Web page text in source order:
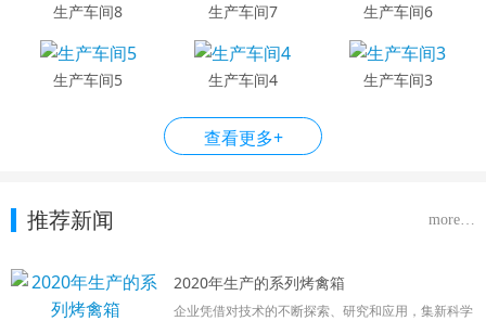
生产车间8 生产车间7 生产车间6
生产车间5 生产车间4 生产车间3
查看更多+
推荐新闻 more…
2020年生产的系列烤禽箱
企业凭借对技术的不断探索、研究和应用，集新科学